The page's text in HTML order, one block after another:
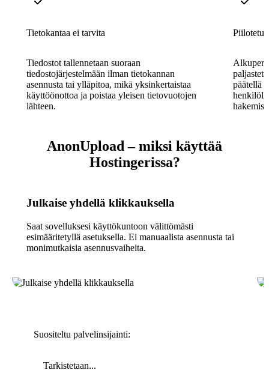
Tietokantaa ei tarvita
Tiedostot tallennetaan suoraan
tiedostojärjestelmään ilman tietokannan
asennusta tai ylläpitoa, mikä yksinkertaistaa
käyttöönottoa ja poistaa yleisen tietovuotojen
lähteen.
Piilotetut
päätellä
AnonUpload – miksi käyttää
Hostingerissa?
Julkaise yhdellä klikkauksella
Saat sovelluksesi käyttökuntoon välittömästi
esimääritetyllä asetuksella. Ei manuaalista asennusta tai
monimutkaisia asennusvaiheita.
Suositeltu palvelinsijainti:
Tarkistetaan...